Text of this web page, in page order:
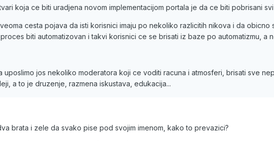
koja ce biti uradjena novom implementacijom portala je da ce biti pobrisani
cesta pojava da isti korisnici imaju po nekoliko razlicitih nikova i da
biti automatizovan i takvi korisnici ce se brisati iz baze po automatizmu, a
uposlimo jos nekoliko moderatora koji ce voditi racuna i atmosferi, brisati sve
a to je druzenje, razmena iskustava, edukacija...
brata i zele da svako pise pod svojim imenom, kako to prevazici?